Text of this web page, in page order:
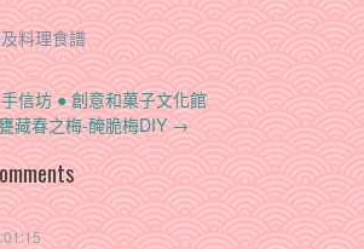
料理食譜
信坊 ● 創意和菓子文化館
藏春之梅-醃脆梅DIY→